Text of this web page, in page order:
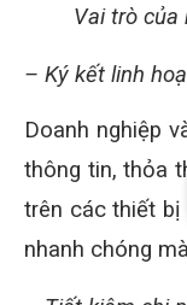
Vai trò
– Ký kết linh
Doanh nghiệp
thông tin, thỏa
trên các thiết
nhanh chóng